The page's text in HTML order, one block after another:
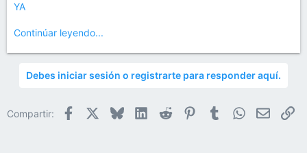
YA
Continúar leyendo...
Debes iniciar sesión o registrarte para responder aquí.
Compartir: Facebook BlueskyLinkedIn
Reddit PinterestTumblrWhatsApp
Email